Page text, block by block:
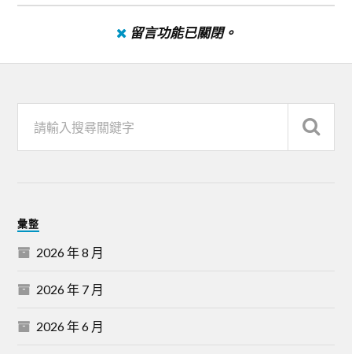
留言功能已關閉。
彙整
2026 年 8 月
2026 年 7 月
2026 年 6 月